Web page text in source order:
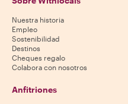
Nuestra historia
Empleo
Sostenibilidad
Destinos
Cheques regalo
Colabora con nosotros
Anfitriones